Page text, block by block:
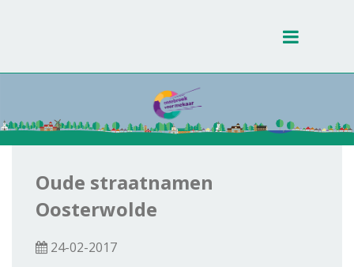
Toggle
Oude straatnamen
Oosterwolde
24-02-2017